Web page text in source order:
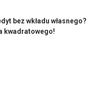
bez wkładu własnego?
kwadratowego!